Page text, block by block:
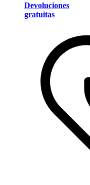
Devoluciones
gratuitas